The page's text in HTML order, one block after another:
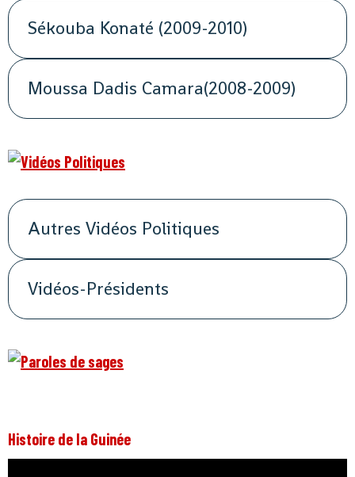
Sékouba Konaté (2009-2010)
Moussa Dadis Camara(2008-2009)
Autres Vidéos Politiques
Vidéos-Présidents
Histoire de la Guinée